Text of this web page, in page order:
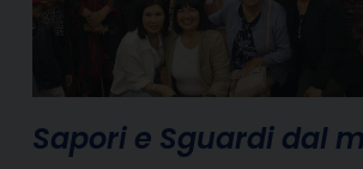
Sapori e Sguardi dal